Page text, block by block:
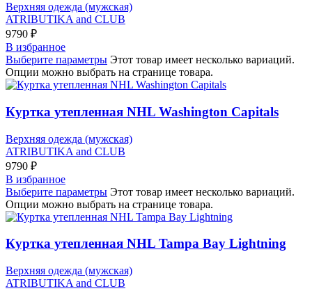
Верхняя одежда (мужская)
ATRIBUTIKA and CLUB
9790 ₽
В избранное
Выберите параметры Этот товар имеет несколько вариаций.
Опции можно выбрать на странице товара.
Куртка утепленная NHL Washington Capitals
Верхняя одежда (мужская)
ATRIBUTIKA and CLUB
9790 ₽
В избранное
Выберите параметры Этот товар имеет несколько вариаций.
Опции можно выбрать на странице товара.
Куртка утепленная NHL Tampa Bay Lightning
Верхняя одежда (мужская)
ATRIBUTIKA and CLUB